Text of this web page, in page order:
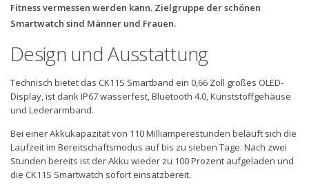
Fitness vermessen werden kann. Zielgruppe der schönen
Smartwatch sind Männer und Frauen.
Design und Ausstattung
Technisch bietet das CK11S Smartband ein 0,66 Zoll großes OLED-
Display, ist dank IP67 wasserfest, Bluetooth 4.0, Kunststoffgehäuse
und Lederarmband.
Bei einer Akkukapazität von 110 Milliamperestunden beläuft sich die
Laufzeit im Bereitschaftsmodus auf bis zu sieben Tage. Nach zwei
Stunden bereits ist der Akku wieder zu 100 Prozent aufgeladen und
die CK11S Smartwatch sofort einsatzbereit.